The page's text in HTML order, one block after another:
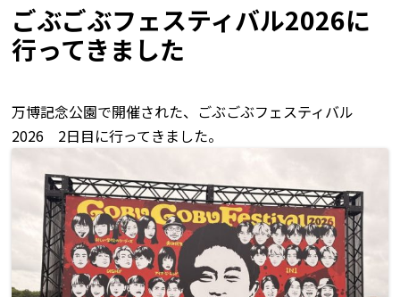
ごぶごぶフェスティバル2026に
行ってきました
万博記念公園で開催された、ごぶごぶフェスティバル
2026 2日目に行ってきました。